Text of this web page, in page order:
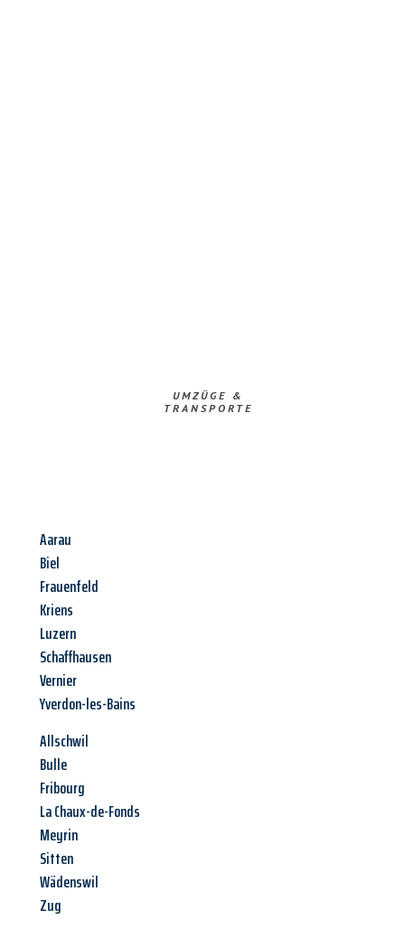
UMZÜGE &
TRANSPORTE
Aarau
Biel
Frauenfeld
Kriens
Luzern
Schaffhausen
Vernier
Yverdon-les-Bains
Allschwil
Bulle
Fribourg
La Chaux-de-Fonds
Meyrin
Sitten
Wädenswil
Zug